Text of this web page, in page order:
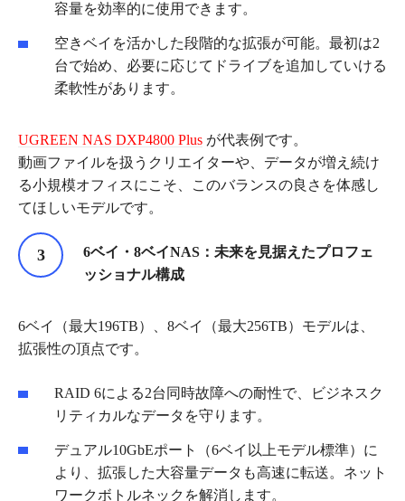
容量を効率的に使用できます。
空きベイを活かした段階的な拡張が可能。最初は2
台で始め、必要に応じてドライブを追加していける
柔軟性があります。
UGREEN NAS DXP4800 Plus が代表例です。
動画ファイルを扱うクリエイターや、データが増え続け
る小規模オフィスにこそ、このバランスの良さを体感し
てほしいモデルです。
6ベイ・ 8ベイNAS ：未来を見据えたプロフェ
ッショナル構成
6ベイ（最大196TB）、8ベイ（最大256TB）モデルは、
拡張性の頂点です。
RAID 6による2台同時故障への耐性で、ビジネスク
リティカルなデータを守ります。
デュアル10GbEポート（6ベイ以上モデル標準）に
より、拡張した大容量データも高速に転送。ネット
ワークボトルネックを解消します。